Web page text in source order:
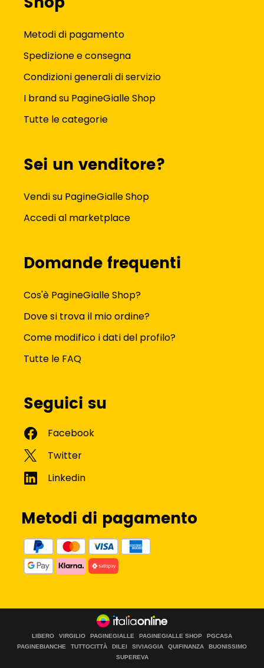
Metodi di pagamento
Spedizione e consegna
Condizioni generali di servizio
I brand su PagineGialle Shop
Tutte le categorie
Sei un venditore?
Vendi su PagineGialle Shop
Accedi al marketplace
Domande frequenti
Cos'è PagineGialle Shop?
Dove si trova il mio ordine?
Come modifico i dati del profilo?
Tutte le FAQ
Seguici su
Metodi di pagamento
LIBERO VIRGILIO PAGINEGIALLE PAGINEGIALLE SHOP
PGCASA
PAGINEBIANCHE
TUTTOCITTÀ DILEI SIVIAGGIA QUIFINANZA
BUONISSIMO
SUPEREVA